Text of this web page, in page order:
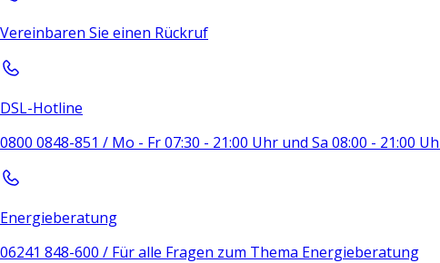
Vereinbaren Sie einen Rückruf
DSL-Hotline
0800 0848-851 / Mo - Fr 07:30 - 21:00 Uhr und Sa 08:00 - 21:00
Energieberatung
06241 848-600 / Für alle Fragen zum Thema Energieberatung